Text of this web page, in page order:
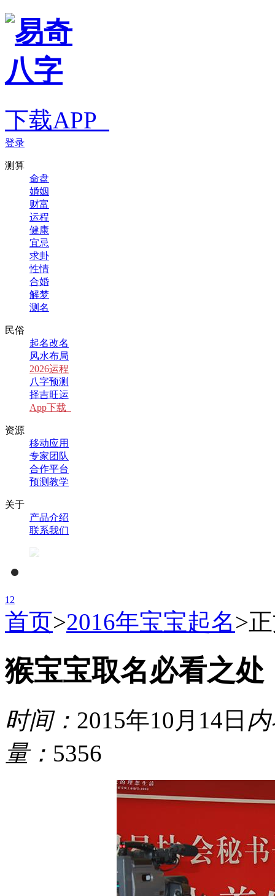
下载APP
登录
测算
命盘
婚姻
财富
运程
健康
宜忌
求卦
性情
合婚
解梦
测名
民俗
起名改名
风水布局
2026运程
八字预测
择吉旺运
App下载
资源
移动应用
专家团队
合作平台
预测教学
关于
产品介绍
联系我们
首页> 2016年宝宝起名 >
猴宝宝取名必看之处
时间： 2015年10月14日
量： 5356